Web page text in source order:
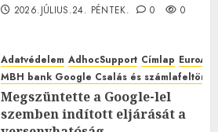
2026.JÚLIUS.24. PÉNTEK. 0 0
Adatvédelem AdhocSupport Címlap
MBH bank Google Csalás és
Megszüntette a Google-lel
szemben indított eljárását a